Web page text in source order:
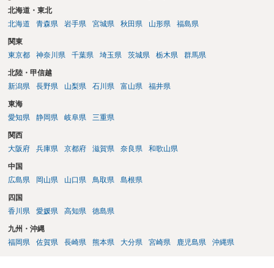
北海道・東北
北海道
青森県 岩手県 宮城県 秋田県 山形県 福島県
関東
東京都
神奈川県 千葉県 埼玉県 茨城県 栃木県 群馬県
北陸・甲信越
新潟県
長野県 山梨県 石川県 富山県 福井県
東海
愛知県
静岡県 岐阜県 三重県
関西
大阪府
兵庫県 京都府 滋賀県 奈良県 和歌山県
中国
広島県
岡山県 山口県 鳥取県 島根県
四国
香川県
愛媛県 高知県 徳島県
九州・沖縄
福岡県
佐賀県 長崎県 熊本県 大分県 宮崎県 鹿児島県 沖縄県